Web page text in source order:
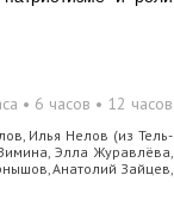
• 6 часов • 12 часов
, Илья Нелов (из Тель-
,Элла Журавлёва,
,Анатолий Зайцев,